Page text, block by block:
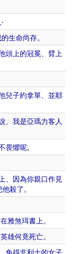
‧
的生命尚存。
頭上的冠冕、 臂上
兒子約拿單、 並耶
、 我是亞瑪力客人
畏懼呢。
、 因為你親口作見
他殺了。
在雅煞珥書上。
英雄何竟死亡。
免得非利士的女子